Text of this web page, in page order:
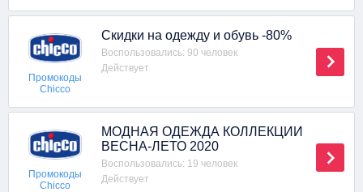
Промокоды
Chicco
Скидки на одежду и обувь -80%
Воспользовались: 90 человек
Действует
Промокоды
Chicco
МОДНАЯ ОДЕЖДА КОЛЛЕКЦИИ
ВЕСНА-ЛЕТО 2020
Воспользовались: 19 человек
Действует